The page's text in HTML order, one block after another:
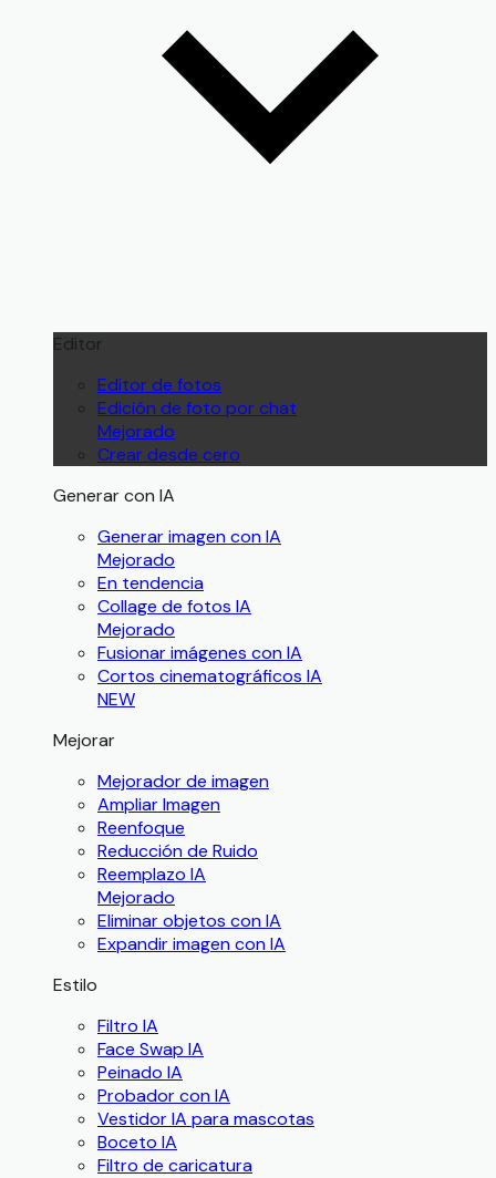
Editor
Editor de fotos
Edición de foto por chat
Mejorado
Crear desde cero
Generar con IA
Generar imagen con IA
Mejorado
En tendencia
Collage de fotos IA
Mejorado
Fusionar imágenes con IA
Cortos cinematográficos IA
NEW
Mejorar
Mejorador de imagen
Ampliar Imagen
Reenfoque
Reducción de Ruido
Reemplazo IA
Mejorado
Eliminar objetos con IA
Expandir imagen con IA
Estilo
Filtro IA
Face Swap IA
Peinado IA
Probador con IA
Vestidor IA para mascotas
Boceto IA
Filtro de caricatura